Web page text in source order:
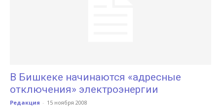
В Бишкеке начинаются «адресные
отключения» электроэнергии
Редакция - 15 ноября 2008